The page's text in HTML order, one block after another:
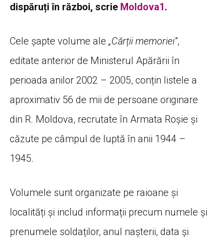
dispăruți în război, scrie Moldova1.
Cele șapte volume ale „Cărții memoriei”,
editate anterior de Ministerul Apărării în
perioada anilor 2002 – 2005, conțin listele a
aproximativ 56 de mii de persoane originare
din R. Moldova, recrutate în Armata Roșie și
căzute pe câmpul de luptă în anii 1944 –
1945.
Volumele sunt organizate pe raioane și
localități și includ informații precum numele și
prenumele soldaților, anul nașterii, data și